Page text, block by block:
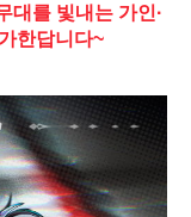
대를 빛내는 가인·
한답니다~